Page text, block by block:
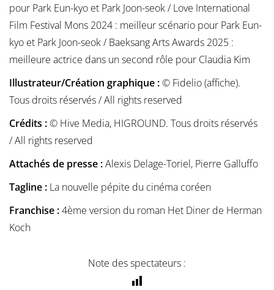
pour Park Eun-kyo et Park Joon-seok / Love International
Film Festival Mons 2024 : meilleur scénario pour Park Eun-
kyo et Park Joon-seok / Baeksang Arts Awards 2025 :
meilleure actrice dans un second rôle pour Claudia Kim
Illustrateur/Création graphique :© Fidelio (affiche).
Tous droits réservés / All rights reserved
Crédits :© Hive Media, HIGROUND. Tous droits réservés
/ All rights reserved
Attachés de presse :Alexis Delage-Toriel, Pierre Galluffo
Tagline : La nouvelle pépite du cinéma coréen
Franchise :4ème version du roman Het Diner de Herman
Koch
Note des spectateurs :